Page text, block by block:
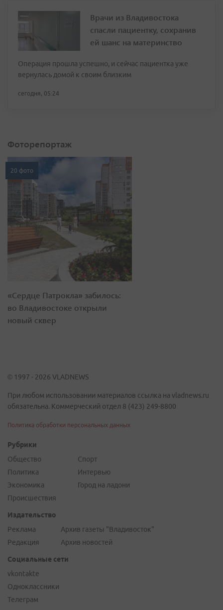
Врачи из Владивостока
спасли пациентку, сохранив
ей шанс на материнство
Операция прошла успешно, и сейчас пациентка уже
вернулась домой к своим близким
сегодня, 05:24
Фоторепортаж
20 фото
«Сердце Патрокла» забилось:
во Владивостоке открыли
новый сквер
© 1997 - 2026 VLADNEWS
При любом использовании материалов ссылка на vladnews.ru
обязательна. Коммерческий отдел 8 (423) 249-8800
Политика обработки персональных данных
Рубрики
Общество
Политика
Экономика
Происшествия
Спорт
Интервью
Город на ладони
Издательство
Реклама
Редакция
Архив газеты "Владивосток"
Архив новостей
Социальные сети
vkontakte
Одноклассники
Телеграм